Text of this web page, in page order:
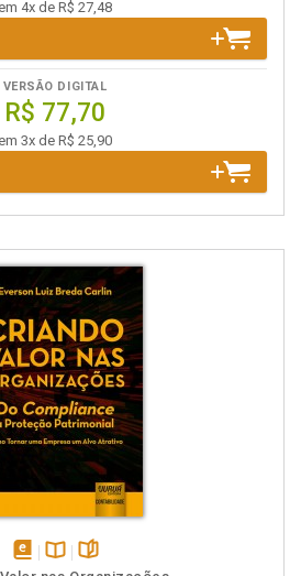
em 4x de R$ 27,48
VERSÃO DIGITAL
R$ 77,70
em 3x de R$ 25,90
disponívelDisponível
páginas